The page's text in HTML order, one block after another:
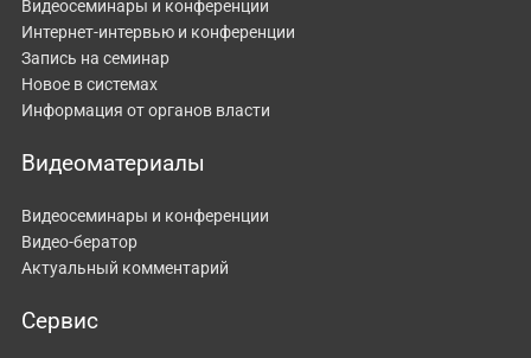
Видеосеминары и конференции
Интернет-интервью и конференции
Запись на семинар
Новое в системах
Информация от органов власти
Видеоматериалы
Видеосеминары и конференции
Видео-бератор
Актуальный комментарий
Сервис